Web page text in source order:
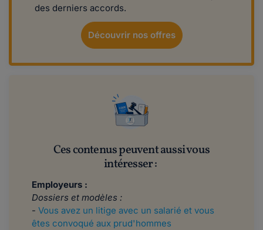
des derniers accords.
Découvrir nos offres
Ces contenus peuvent aussi vous
intéresser :
Employeurs :
Dossiers et modèles :
- Vous avez un litige avec un salarié et vous
êtes convoqué aux prud'hommes